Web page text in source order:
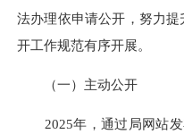
法办理依申请公开，努力
开工作规范有序开展。
（一）主动公开
2025年，通过局网站发